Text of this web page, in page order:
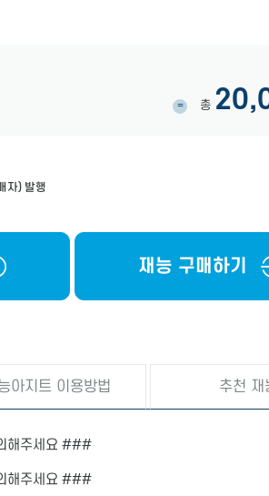
= 총
자) 발행
재능 구매하기
아지트 이용방법 추천 재
해주세요 ###
해주세요 ###